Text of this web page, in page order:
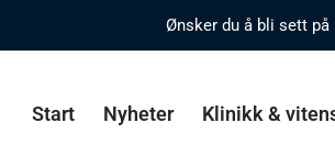
Ønsker du å bli sett på
Start Nyheter Klinikk &